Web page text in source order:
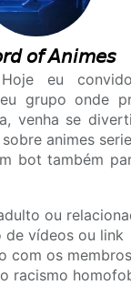
𝘰𝘧 𝘈𝘯𝘪𝘮𝘦𝘴
eu
grupo onde
venha se
animes
bot também
ou
de vídeos ou link
com os membros
racismo